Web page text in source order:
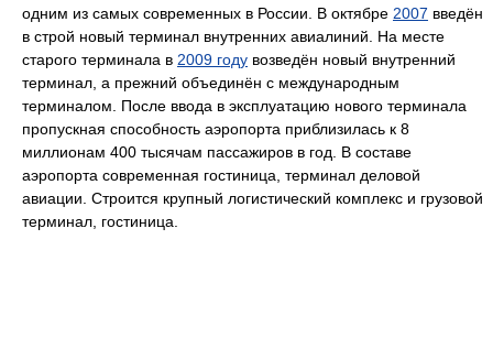
одним из самых современных в России. В октябре 2007 введён
в строй новый терминал внутренних авиалиний. На месте
старого терминала в 2009 году возведён новый внутренний
терминал, а прежний объединён с международным
терминалом. После ввода в эксплуатацию нового терминала
пропускная способность аэропорта приблизилась к 8
миллионам 400 тысячам пассажиров в год. В составе
аэропорта современная гостиница, терминал деловой
авиации. Строится крупный логистический комплекс и грузовой
терминал, гостиница.